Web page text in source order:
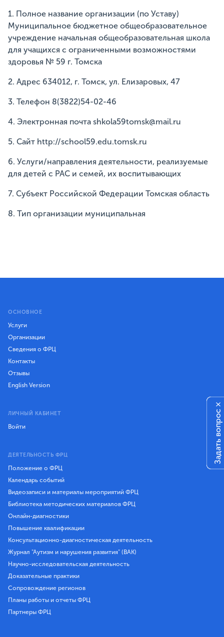
1. Полное название организации (по Уставу)
Муниципальное бюджетное общеобразовательное
учреждение начальная общеобразовательная школа
для учащихся с ограниченными возможностями
здоровья № 59 г. Томска
2. Адрес 634012, г. Томск, ул. Елизаровых, 47
3. Телефон 8(3822)54-02-46
4. Электронная почта shkola59tomsk@mail.ru
5. Сайт http://school59.edu.tomsk.ru
6. Услуги/направления деятельности, реализуемые
для детей с РАС и семей, их воспитывающих
7. Субъект Российской Федерации Томская область
8. Тип организации муниципальная
ОСНОВНОЕ
Услуги
Организации
Сведения о ФРЦ
Контакты
Отзывы
English Version
ЛИЧНЫЙ КАБИНЕТ
Войти
ДЕЯТЕЛЬНОСТЬ ФРЦ
Положение о ФРЦ
Календарь событий
Видеозаписи и материалы мероприятий ФРЦ
Библиотека методических материалов ФРЦ
Онлайн-диагностики
Повышение квалификации
Консультационно-диагностическая деятельность
Журнал "Аутизм и нарушения развития" (ВАК)
Научно-исследовательская деятельность
Доказательные практики
Сопровождение регионов
Планы работы и отчеты ФРЦ
Партнеры ФРЦ
Задать вопрос
×